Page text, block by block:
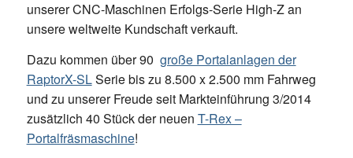
unserer CNC-Maschinen Erfolgs-Serie High-Z an
unsere weltweite Kundschaft verkauft.
Dazu kommen über 90 große Portalanlagen der
RaptorX-SLSerie bis zu 8.500 x 2.500 mm Fahrweg
und zu unserer Freude seit Markteinführung 3/2014
zusätzlich 40 Stück der neuen T-Rex –
Portalfräsmaschine!